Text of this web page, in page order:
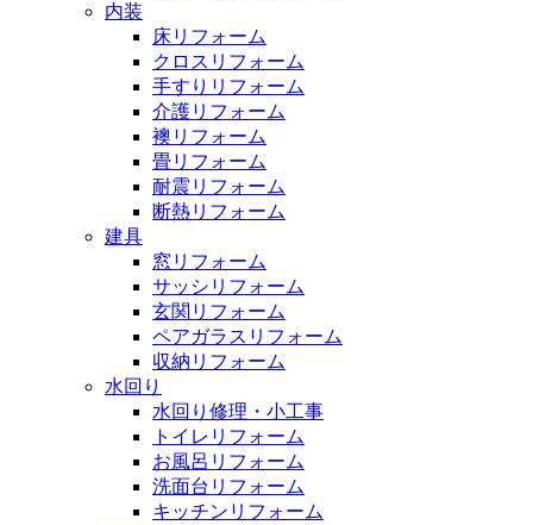
内装
床リフォーム
クロスリフォーム
手すりリフォーム
介護リフォーム
襖リフォーム
畳リフォーム
耐震リフォーム
断熱リフォーム
建具
窓リフォーム
サッシリフォーム
玄関リフォーム
ペアガラスリフォーム
収納リフォーム
水回り
水回り修理・小工事
トイレリフォーム
お風呂リフォーム
洗面台リフォーム
キッチンリフォーム